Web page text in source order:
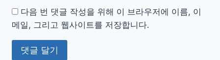
다음 번 댓글 작성을 위해 이 브라우저에 이름, 이
메일, 그리고 웹사이트를 저장합니다.